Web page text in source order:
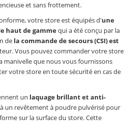
et sans frottement.
votre store est équipés d'une
haut de gammequi a été conçu par la
de la commande de secours (CSI) est
Vous pouvez commander votre store
manivelle que nous vous fournissons
votre store en toute sécurité en cas de
un laquage brillant et anti-
un revêtement à poudre pulvérisé pour
sur la surface du store. Cette